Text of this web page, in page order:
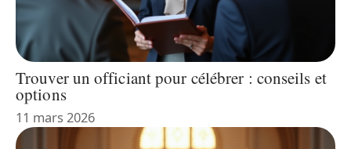
Trouver un officiant pour célébrer : conseils et
options
11 mars 2026